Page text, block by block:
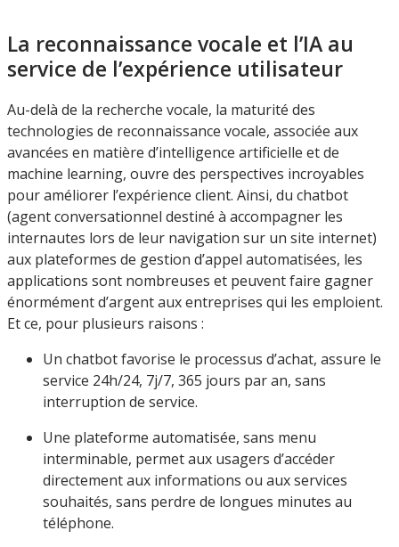
La reconnaissance vocale et l’IA au
service de l’expérience utilisateur
Au-delà de la recherche vocale, la maturité des
technologies de reconnaissance vocale, associée aux
avancées en matière d’intelligence artificielle et de
machine learning, ouvre des perspectives incroyables
pour améliorer l’expérience client. Ainsi, du chatbot
(agent conversationnel destiné à accompagner les
internautes lors de leur navigation sur un site internet)
aux plateformes de gestion d’appel automatisées, les
applications sont nombreuses et peuvent faire gagner
énormément d’argent aux entreprises qui les emploient.
Et ce, pour plusieurs raisons :
Un chatbot favorise le processus d’achat, assure le
service 24h/24, 7j/7, 365 jours par an, sans
interruption de service.
Une plateforme automatisée, sans menu
interminable, permet aux usagers d’accéder
directement aux informations ou aux services
souhaités, sans perdre de longues minutes au
téléphone.